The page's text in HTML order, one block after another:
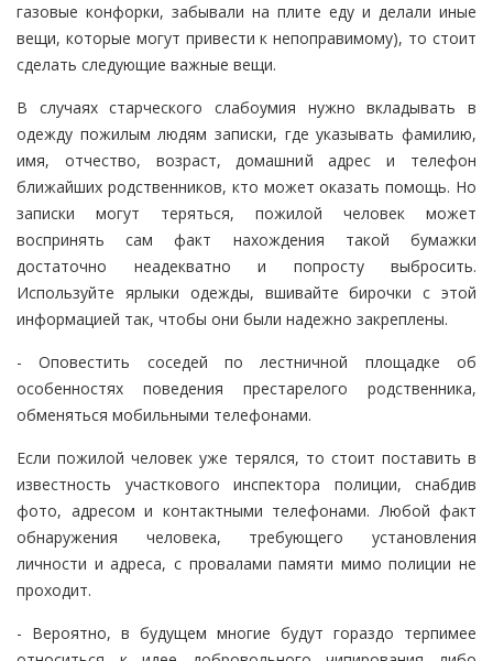
газовые конфорки, забывали на плите еду и делали иные
вещи, которые могут привести к непоправимому), то стоит
сделать следующие важные вещи.
В случаях старческого слабоумия нужно вкладывать в
одежду пожилым людям записки, где указывать фамилию,
имя, отчество, возраст, домашний адрес и телефон
ближайших родственников, кто может оказать помощь. Но
записки могут теряться, пожилой человек может
воспринять сам факт нахождения такой бумажки
достаточно неадекватно и попросту выбросить.
Используйте ярлыки одежды, вшивайте бирочки с этой
информацией так, чтобы они были надежно закреплены.
- Оповестить соседей по лестничной площадке об
особенностях поведения престарелого родственника,
обменяться мобильными телефонами.
Если пожилой человек уже терялся, то стоит поставить в
известность участкового инспектора полиции, снабдив
фото, адресом и контактными телефонами. Любой факт
обнаружения человека, требующего установления
личности и адреса, с провалами памяти мимо полиции не
проходит.
- Вероятно, в будущем многие будут гораздо терпимее